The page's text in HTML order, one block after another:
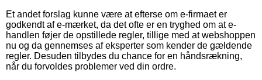
Et andet forslag kunne være at efterse om e-firmaet er
godkendt af e-mærket, da det ofte er en tryghed om at e-
handlen føjer de opstillede regler, tillige med at webshoppen
nu og da gennemses af eksperter som kender de gældende
regler. Desuden tilbydes du chance for en håndsrækning,
når du forvoldes problemer ved din ordre.